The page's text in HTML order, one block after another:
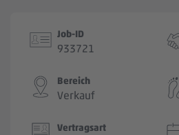
Job-ID
933721
Bereich
Verkauf
Vertragsart